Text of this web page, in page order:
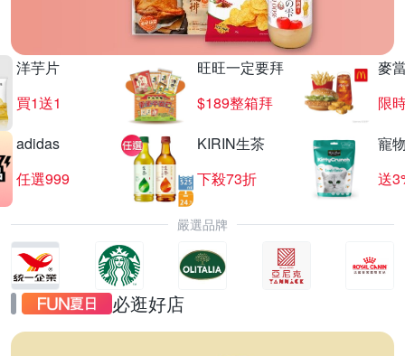
洋芋片
買1送1
旺旺一定要拜
$189整箱拜
麥
限
adidas
任選999
KIRIN生茶
下殺73折
寵
送
嚴選品牌
必逛好店